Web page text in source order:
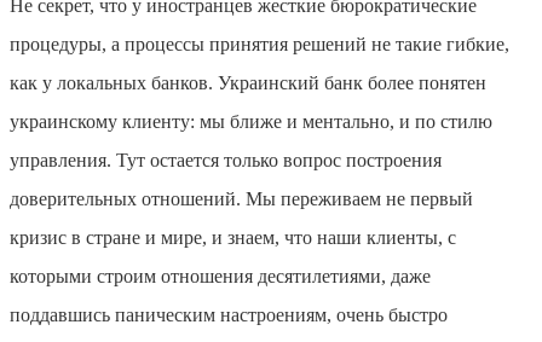
Не секрет, что у иностранцев жесткие бюрократические
процедуры, а процессы принятия решений не такие гибкие,
как у локальных банков. Украинский банк более понятен
украинскому клиенту: мы ближе и ментально, и по стилю
управления. Тут остается только вопрос построения
доверительных отношений. Мы переживаем не первый
кризис в стране и мире, и знаем, что наши клиенты, с
которыми строим отношения десятилетиями, даже
поддавшись паническим настроениям, очень быстро